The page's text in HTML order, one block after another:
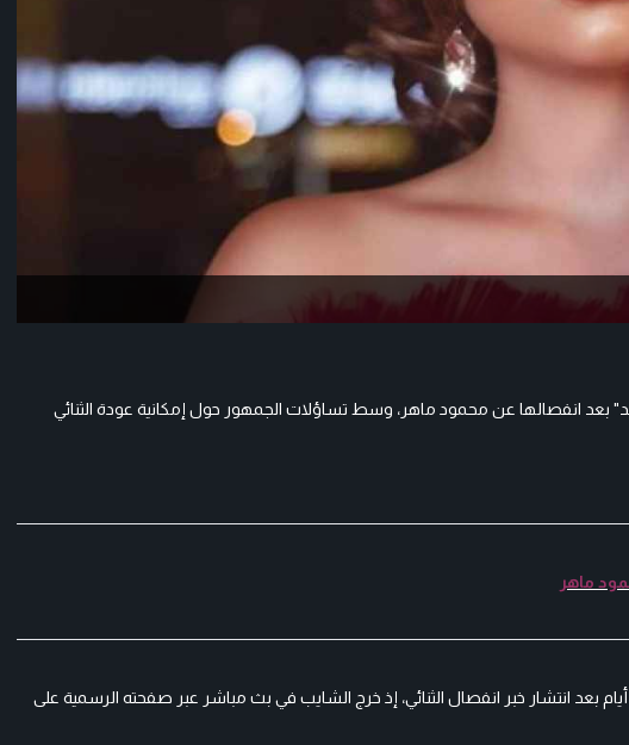
بعد انفصالها عن محمود ماهر، وسط تساؤلات الجمهور حول إمكانية عودة الثنائي
ماهر
بعد انتشار خبر انفصال الثنائي، إذ خرج الشايب في بث مباشر عبر صفحته الرسمية على